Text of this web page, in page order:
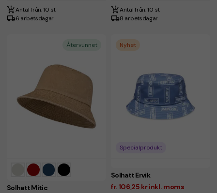
Antal från: 10 st
6 arbetsdagar
Antal från: 10 st
8 arbetsdagar
Återvunnet
Solhatt Mitic
Nyhet
Specialprodukt
Solhatt Ervik
fr. 106,25 kr inkl. moms